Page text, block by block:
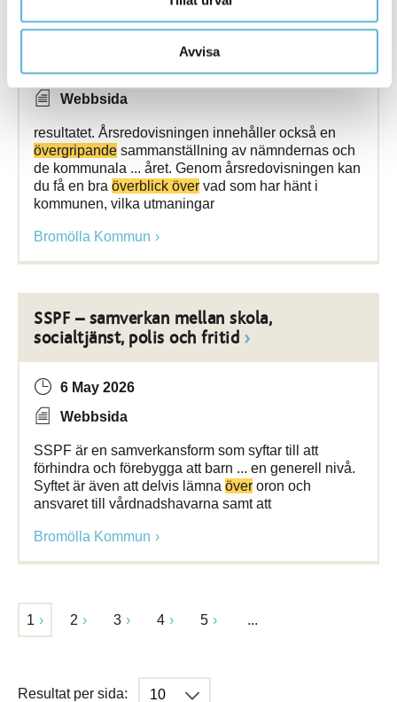
Avvisa
Ekonomi och budget
3 June 2026
Webbsida
resultatet. Årsredovisningen innehåller också en
övergripande sammanställning av nämndernas och
de kommunala ... året. Genom årsredovisningen kan
du få en bra överblick över vad som har hänt i
kommunen, vilka utmaningar
Bromölla Kommun
SSPF – samverkan mellan skola,
socialtjänst, polis och fritid
6 May 2026
Webbsida
SSPF är en samverkansform som syftar till att
förhindra och förebygga att barn ... en generell nivå.
Syftet är även att delvis lämna över oron och
ansvaret till vårdnadshavarna samt att
Bromölla Kommun
1 2 3 4 5 ...
Resultat per sida: